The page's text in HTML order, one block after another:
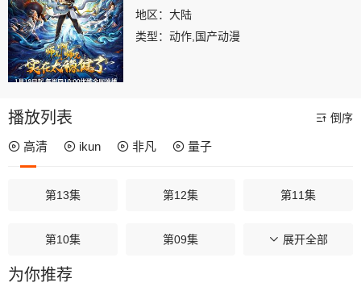
地区： 大陆
类型： 动作,国产动漫
播放列表 倒序
高清 ikun 非凡 量子
第13集 第12集 第11集
第10集 第09集 第08集
第07集
展开全部
为你推荐